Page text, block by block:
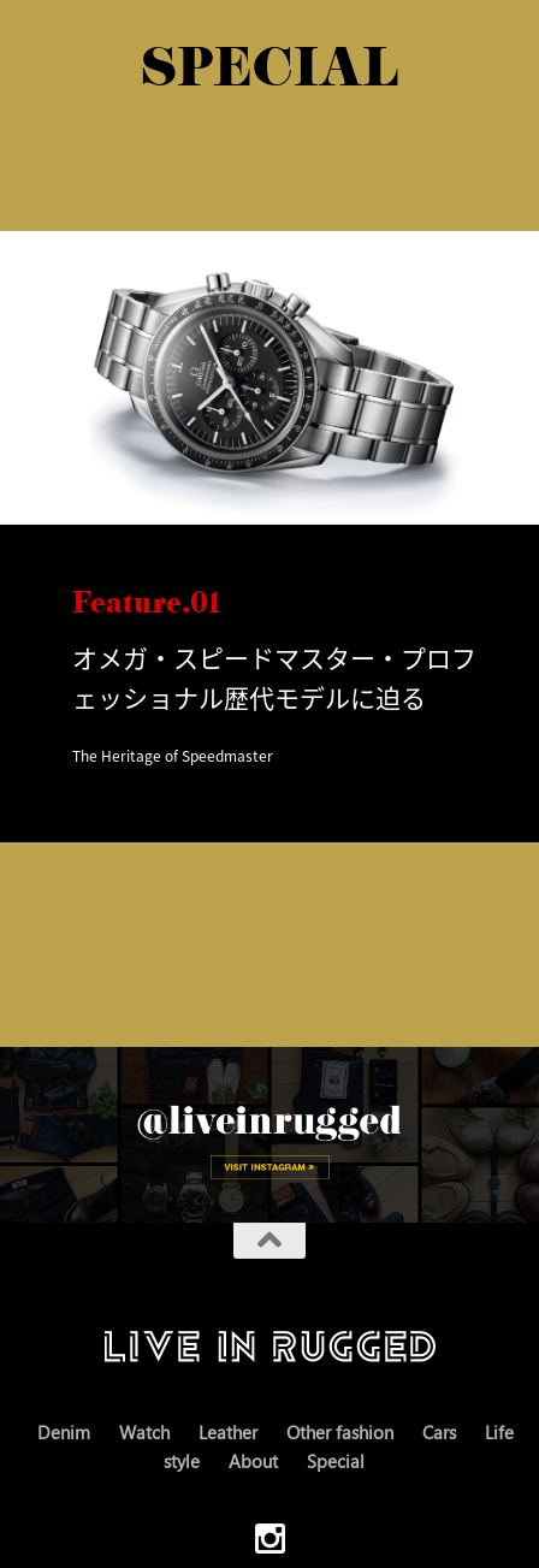
SPECIAL
Feature.01
オメガ・スピードマスター・プロフ
ェッショナル歴代モデルに迫る
The Heritage of Speedmaster
Denim Watch Leather Other fashion Cars
Life
style
About Special